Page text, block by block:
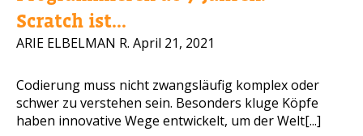
Scratch ist...
ARIE ELBELMAN R. April 21, 2021
Codierung muss nicht zwangsläufig komplex oder
schwer zu verstehen sein. Besonders kluge Köpfe
haben innovative Wege entwickelt, um der Welt[...]